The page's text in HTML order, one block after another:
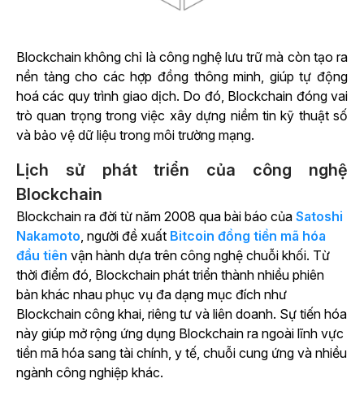
Blockchain không chỉ là công nghệ lưu trữ mà còn tạo ra
nền tảng cho các hợp đồng thông minh, giúp tự động
hoá các quy trình giao dịch. Do đó, Blockchain đóng vai
trò quan trọng trong việc xây dựng niềm tin kỹ thuật số
và bảo vệ dữ liệu trong môi trường mạng.
Lịch sử phát triển của công nghệ
Blockchain
Blockchain ra đời từ năm 2008 qua bài báo của Satoshi
Nakamoto, người đề xuất Bitcoin đồng tiền mã hóa
đầu tiên vận hành dựa trên công nghệ chuỗi khối. Từ
thời điểm đó, Blockchain phát triển thành nhiều phiên
bản khác nhau phục vụ đa dạng mục đích như
Blockchain công khai, riêng tư và liên doanh. Sự tiến hóa
này giúp mở rộng ứng dụng Blockchain ra ngoài lĩnh vực
tiền mã hóa sang tài chính, y tế, chuỗi cung ứng và nhiều
ngành công nghiệp khác.